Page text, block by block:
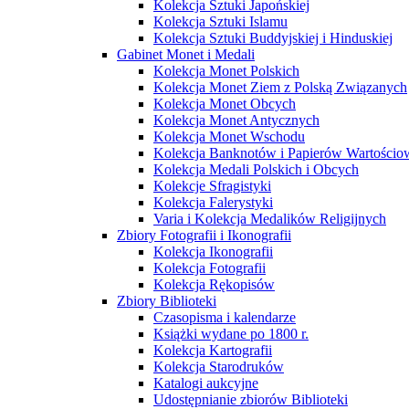
Kolekcja Sztuki Japońskiej
Kolekcja Sztuki Islamu
Kolekcja Sztuki Buddyjskiej i Hinduskiej
Gabinet Monet i Medali
Kolekcja Monet Polskich
Kolekcja Monet Ziem z Polską Związanych
Kolekcja Monet Obcych
Kolekcja Monet Antycznych
Kolekcja Monet Wschodu
Kolekcja Banknotów i Papierów
Kolekcja Medali Polskich i Obcych
Kolekcje Sfragistyki
Kolekcja Falerystyki
Varia i Kolekcja Medalików Religijnych
Zbiory Fotografii i Ikonografii
Kolekcja Ikonografii
Kolekcja Fotografii
Kolekcja Rękopisów
Zbiory Biblioteki
Czasopisma i kalendarze
Książki wydane po 1800 r.
Kolekcja Kartografii
Kolekcja Starodruków
Katalogi aukcyjne
Udostępnianie zbiorów Biblioteki